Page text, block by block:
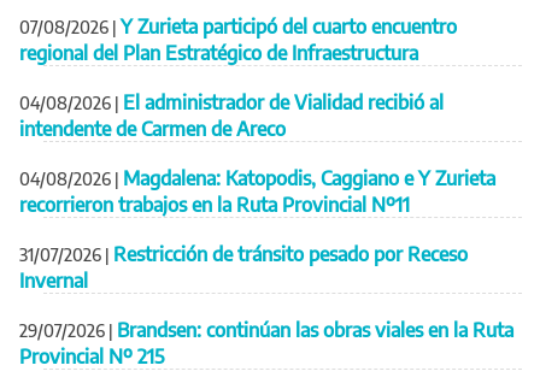
07/08/2026 | Y Zurieta participó del cuarto encuentro
regional del Plan Estratégico de Infraestructura
04/08/2026 | El administrador de Vialidad recibió al
intendente de Carmen de Areco
04/08/2026 | Magdalena: Katopodis, Caggiano e Y Zurieta
recorrieron trabajos en la Ruta Provincial Nº11
31/07/2026 | Restricción de tránsito pesado por Receso
Invernal
29/07/2026 | Brandsen: continúan las obras viales en la Ruta
Provincial Nº 215